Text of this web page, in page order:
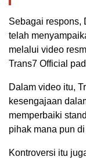
Sebagai respons,
telah
melalui video
Trans7 Official
Dalam video itu,
kesengajaan
memperbaiki
pihak mana pun
Kontroversi itu